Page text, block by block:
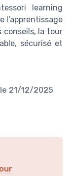
learning
l’apprentissage
conseils, la tour
sécurisé et
21/12/2025